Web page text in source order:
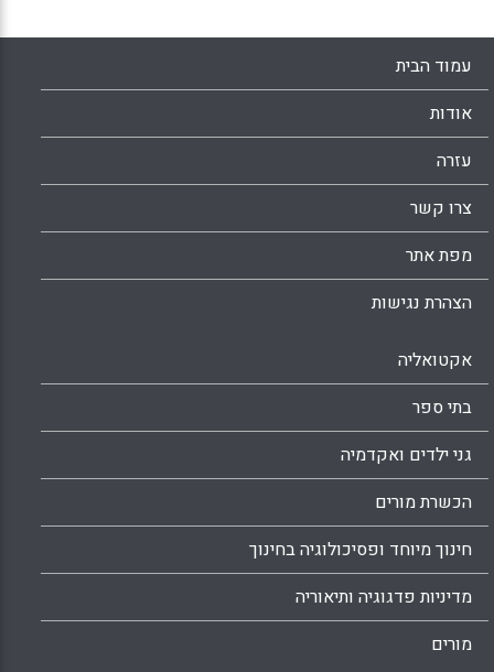
עמוד הבית
אודות
עזרה
צרו קשר
מפת אתר
הצהרת נגישות
אקטואליה
בתי ספר
גני ילדים ואקדמיה
הכשרת מורים
חינוך מיוחד ופסיכולוגיה בחינוך
מדיניות פדגוגיה ותיאוריה
מורים